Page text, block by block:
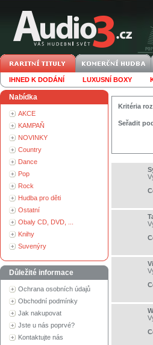
IHNED K DODÁNÍ LUXUSNÍ BOXY
Nabídka
AKCE
KAMPAŇ
NOVINKY
Country
Dance
Pop
Rock
Hudba pro děti
Ostatní
Obaly CD, DVD, ...
Knihy
Suvenýry
Důležité informace
Ochrana osobních údajů
Obchodní podmínky
Jak nakupovat
Jste u nás poprvé?
Kontaktujte nás
Kritéria
Seřadit